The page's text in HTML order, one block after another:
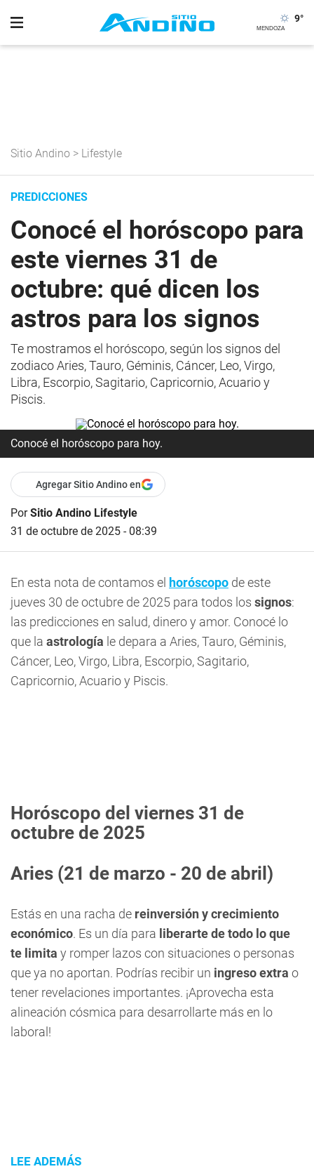
9°
Sitio Andino > Lifestyle
PREDICCIONES
Conocé el horóscopo para
este viernes 31 de
octubre: qué dicen los
astros para los signos
Te mostramos el horóscopo, según los signos del
zodiaco Aries, Tauro, Géminis, Cáncer, Leo, Virgo,
Libra, Escorpio, Sagitario, Capricornio, Acuario y
Piscis.
Conocé el horóscopo para hoy.
Agregar Sitio Andino en
PorSitio Andino Lifestyle
31 de octubre de 2025 - 08:39
En esta nota de contamos el horóscopo de este
jueves 30 de octubre de 2025 para todos los signos:
las predicciones en salud, dinero y amor. Conocé lo
que la astrología le depara a Aries, Tauro, Géminis,
Cáncer, Leo, Virgo, Libra, Escorpio, Sagitario,
Capricornio, Acuario y Piscis.
Horóscopo del viernes 31 de
octubre de 2025
Aries (21 de marzo - 20 de abril)
Estás en una racha de reinversión y crecimiento
económico. Es un día para liberarte de todo lo que
te limita y romper lazos con situaciones o personas
que ya no aportan. Podrías recibir un ingreso extra o
tener revelaciones importantes. ¡Aprovecha esta
alineación cósmica para desarrollarte más en lo
laboral!
LEE ADEMÁS